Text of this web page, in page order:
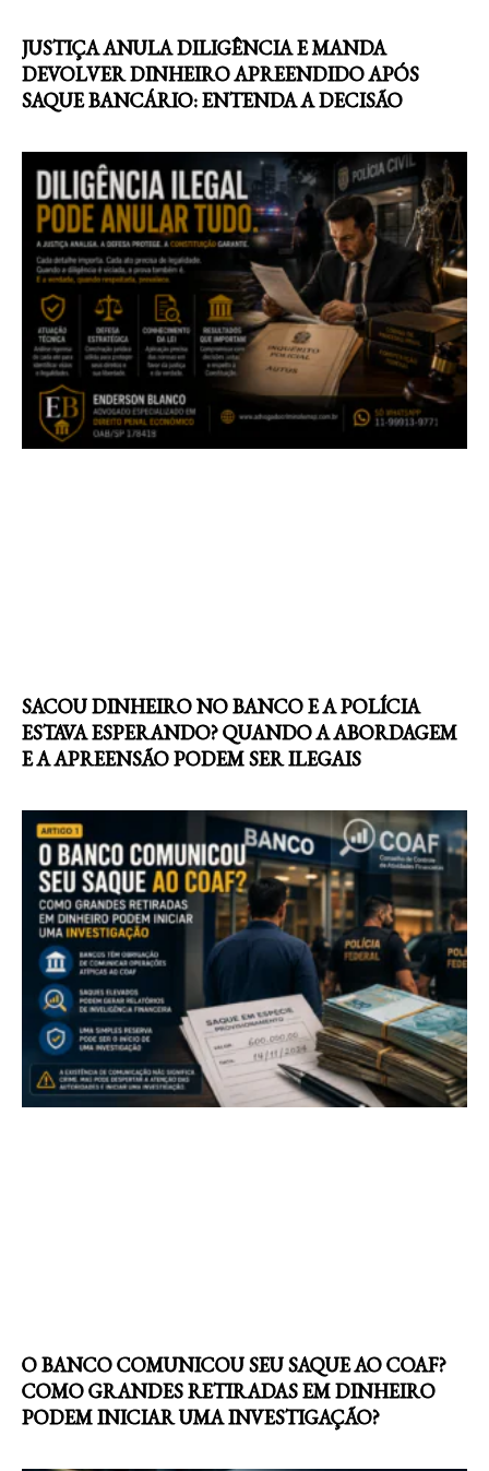
JUSTIÇA ANULA DILIGÊNCIA E MANDA
DEVOLVER DINHEIRO APREENDIDO APÓS
SAQUE BANCÁRIO: ENTENDA A DECISÃO
SACOU DINHEIRO NO BANCO E A POLÍCIA
ESTAVA ESPERANDO? QUANDO A ABORDAGEM
E A APREENSÃO PODEM SER ILEGAIS
O BANCO COMUNICOU SEU SAQUE AO COAF?
COMO GRANDES RETIRADAS EM DINHEIRO
PODEM INICIAR UMA INVESTIGAÇÃO?